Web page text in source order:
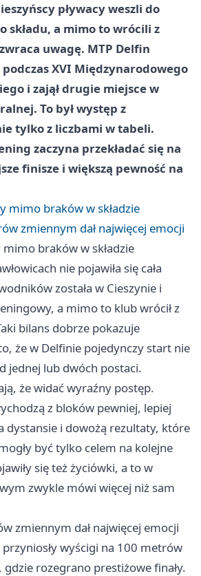
pływacy weszli do
składu, a mimo to wrócili z
uwagę. MTP Delfin
podczas XVI Międzynarodowego
i zajął drugie miejsce w
To był występ z
tylko z liczbami w tabeli.
zaczyna przekładać się na
finisze i większą pewność na
mimo braków w składzie
zmiennym dał najwięcej emocji
braków w składzie
nie pojawiła się cała
została w Cieszynie i
a mimo to klub wrócił z
bilans dobrze pokazuje
że w Delfinie pojedynczy start nie
jednej lub dwóch postaci.
że widać wyraźny postęp.
z bloków pewniej, lepiej
dystansie i dowożą rezultaty, które
być tylko celem na kolejne
się też życiówki, a to w
zwykle mówi więcej niż sam
zmiennym dał najwięcej emocji
wyścigi na 100 metrów
rozegrano prestiżowe finały.